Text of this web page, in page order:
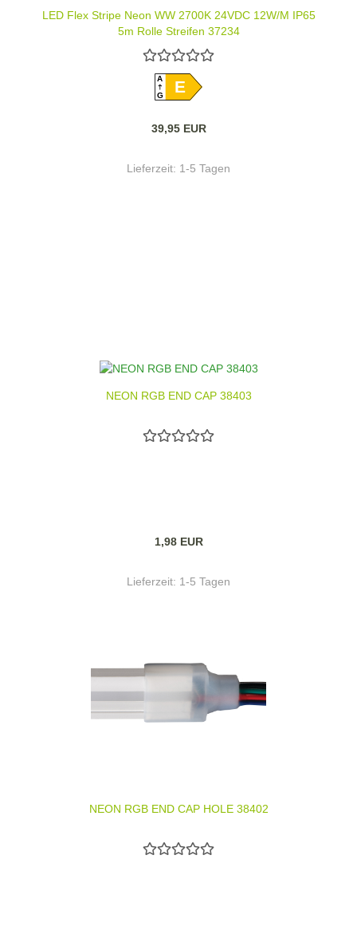
LED Flex Stripe Neon WW 2700K 24VDC 12W/M IP65
5m Rolle Streifen 37234
A
GE
39,95 EUR
Lieferzeit: 1-5 Tagen
NEON RGB END CAP 38403
1,98 EUR
Lieferzeit: 1-5 Tagen
NEON RGB END CAP HOLE 38402